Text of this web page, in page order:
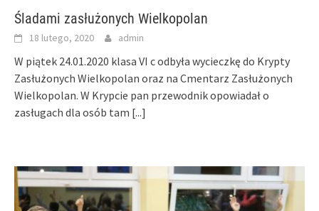
Śladami zasłużonych Wielkopolan
18 lutego, 2020 admin
W piątek 24.01.2020 klasa VI c odbyła wycieczkę do Krypty
Zasłużonych Wielkopolan oraz na Cmentarz Zasłużonych
Wielkopolan. W Krypcie pan przewodnik opowiadał o
zasługach dla osób tam [...]